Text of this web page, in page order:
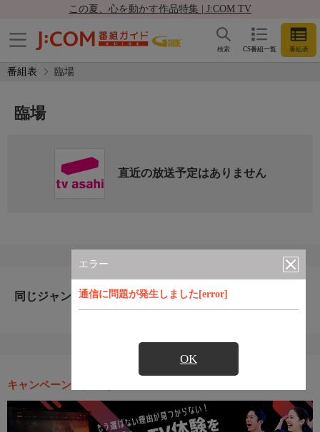
この夏、心を動かす作品特集 | J:COM TV
CS番組一覧 番組表
検索
番組表 臨場
エラー
通信に問題が発生しました[error]
OK
臨場
直近の放送予定はありません
同じジャンルのおすすめ番組
キャンペーン・お得な情報